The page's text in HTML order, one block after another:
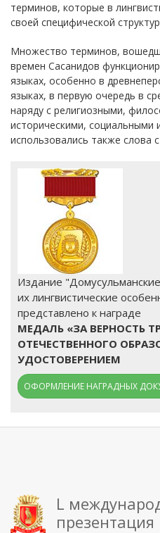
терминов, которые в
своей специфической
Множество терминов,
времен Сасанидов
языках, особенно в
языках, в первую очередь в
наряду с религиозными,
историческими, социальными
использовались также слова
Издание
их лингвистические
представлено к награде
МЕДАЛЬ «ЗА ВЕРНОСТЬ
ОТЕЧЕСТВЕННОГО
УДОСТОВЕРЕНИЕМ
ОФОРМЛЕНИЕ НАГРАДНЫХ
L
презентация